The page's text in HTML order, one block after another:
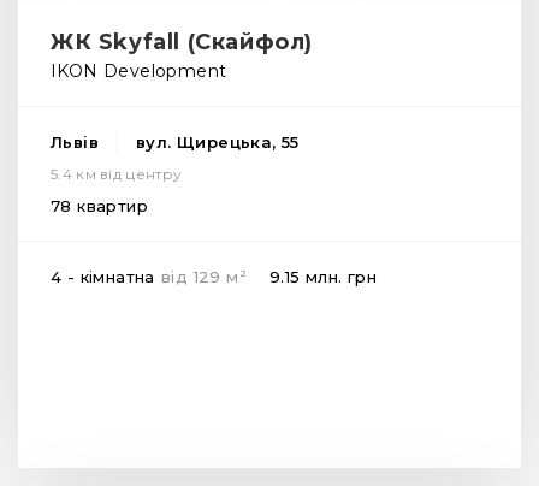
ЖК Skyfall (Скайфол)
IKON Development
Львів вул. Щирецька, 55
5.4 км від центру
78 квартир
4 - кімнатна від 129 м 2 9.15 млн. грн